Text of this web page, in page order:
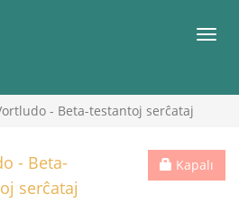
- Beta-testantoj serĉataj
Kapalı
- Beta-
serĉataj